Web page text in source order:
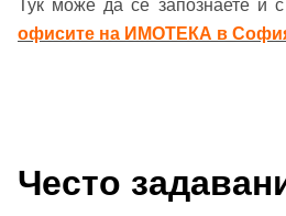
Тук може да се запознаете и
офисите на ИМОТЕКА в
Често